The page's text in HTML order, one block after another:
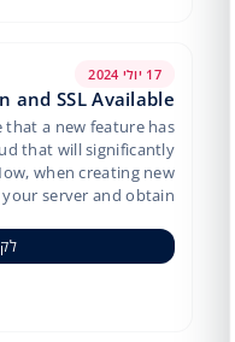
17 יולי 2024
and SSL Available
that a new feature has
that will significantly
when creating new
server and obtain